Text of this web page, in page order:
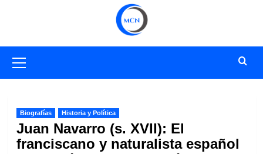
primario
Biografías Historia y Política
Juan Navarro (s. XVII): El
franciscano y naturalista español